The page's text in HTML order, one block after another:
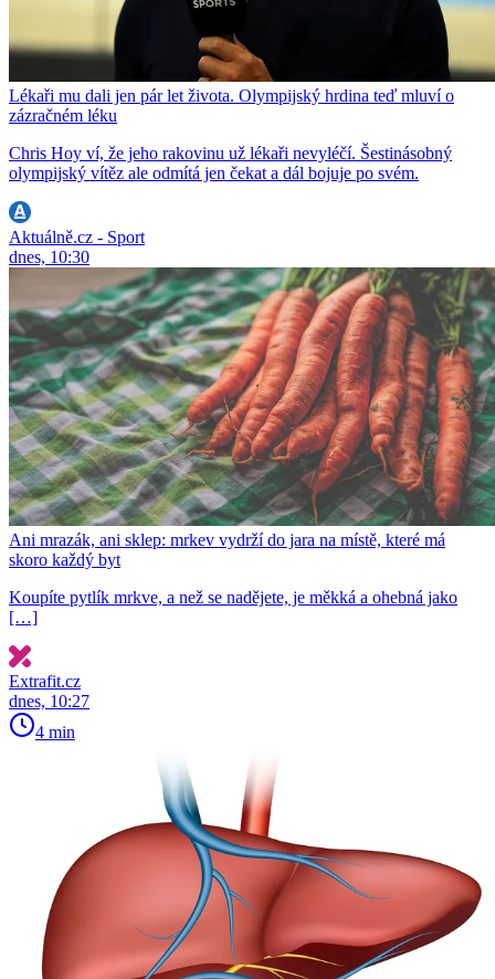
Lékaři mu dali jen pár let života. Olympijský hrdina teď mluví o
zázračném léku
Chris Hoy ví, že jeho rakovinu už lékaři nevyléčí. Šestinásobný
olympijský vítěz ale odmítá jen čekat a dál bojuje po svém.
Aktuálně.cz - Sport
dnes, 10:30
Ani mrazák, ani sklep: mrkev vydrží do jara na místě, které má
skoro každý byt
Koupíte pytlík mrkve, a než se nadějete, je měkká a ohebná jako
[…]
Extrafit.cz
dnes, 10:27
4 min